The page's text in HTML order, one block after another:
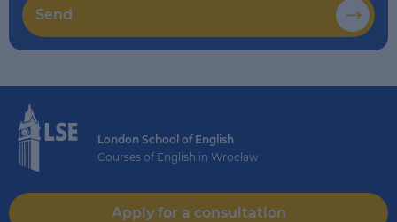
Send
London School of English
Courses of English in Wroclaw
Apply for a consultation